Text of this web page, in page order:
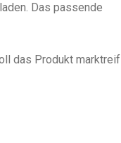
Das passende
das Produkt marktreif